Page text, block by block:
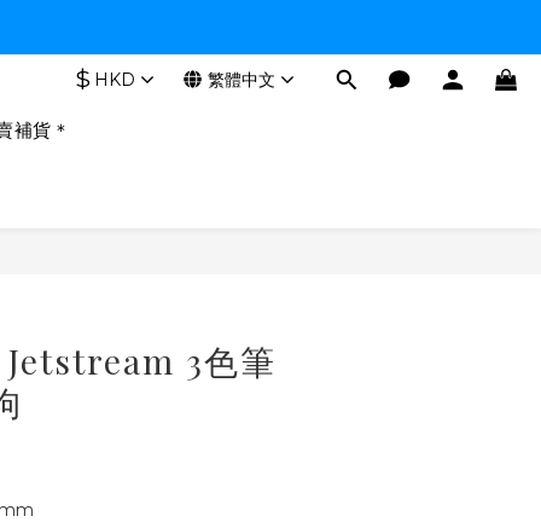
$ HKD 繁體中文
補貨＊
3色筆